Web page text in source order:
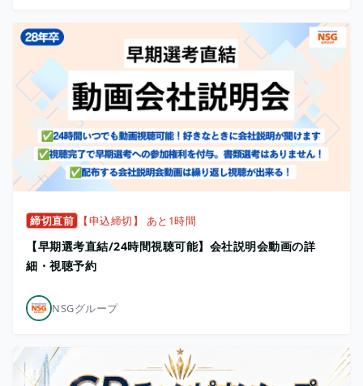
締切直前 【申込締切】 あと1時間
【早期選考直結/24時間視聴可能】会社説明会動画の詳
細・視聴予約
NSGグループ